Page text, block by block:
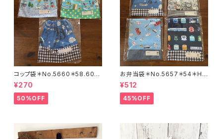
コップ袋＊No.5660＊58.60＊
Haru・ru
¥270
50%OFF
お弁当袋＊No.5657＊54＊Ha
ru・ru
¥512
45%OFF